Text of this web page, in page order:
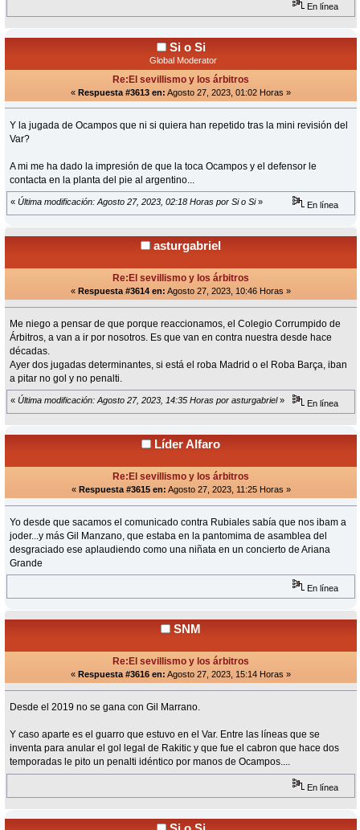
En línea
Si o Si
Global Moderator
Re:El sevillismo y los árbitros
« Respuesta #3613 en: Agosto 27, 2023, 01:02 Horas »
Y la jugada de Ocampos que ni si quiera han repetido tras la mini revisión del
Var?
A mi me ha dado la impresión de que la toca Ocampos y el defensor le
contacta en la planta del pie al argentino...
« Última modificación: Agosto 27, 2023, 02:18 Horas por Si o Si» En línea
asturgabriel
Re:El sevillismo y los árbitros
« Respuesta #3614 en: Agosto 27, 2023, 10:46 Horas »
Me niego a pensar de que porque reaccionamos, el Colegio Corrumpido de
Árbitros, a van a ir por nosotros. Es que van en contra nuestra desde hace
décadas.
Ayer dos jugadas determinantes, si está el roba Madrid o el Roba Barça, iban
a pitar no gol y no penalti.
« Última modificación: Agosto 27, 2023, 14:35 Horas por asturgabriel» En línea
Líder Alfaro
Re:El sevillismo y los árbitros
« Respuesta #3615 en: Agosto 27, 2023, 11:25 Horas »
Yo desde que sacamos el comunicado contra Rubiales sabía que nos ibam a
joder...y más Gil Manzano, que estaba en la pantomima de asamblea del
desgraciado ese aplaudiendo como una niñata en un concierto de Ariana
Grande
En línea
SNM
Re:El sevillismo y los árbitros
« Respuesta #3616 en: Agosto 27, 2023, 15:14 Horas »
Desde el 2019 no se gana con Gil Marrano.
Y caso aparte es el guarro que estuvo en el Var. Entre las líneas que se
inventa para anular el gol legal de Rakitic y que fue el cabron que hace dos
temporadas le pito un penalti idéntico por manos de Ocampos....
En línea